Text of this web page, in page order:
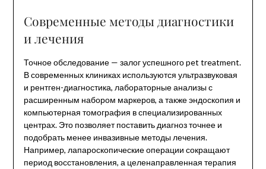
Современные методы диагностики
и лечения
Точное обследование — залог успешного pet treatment.
В современных клиниках используются ультразвуковая
и рентген-диагностика, лабораторные анализы с
расширенным набором маркеров, а также эндоскопия и
компьютерная томография в специализированных
центрах. Это позволяет поставить диагноз точнее и
подобрать менее инвазивные методы лечения.
Например, лапароскопические операции сокращают
период восстановления, а целенаправленная терапия